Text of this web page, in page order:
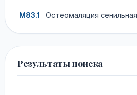
M83.1 Остеомаляция сенильная
Результаты поиска